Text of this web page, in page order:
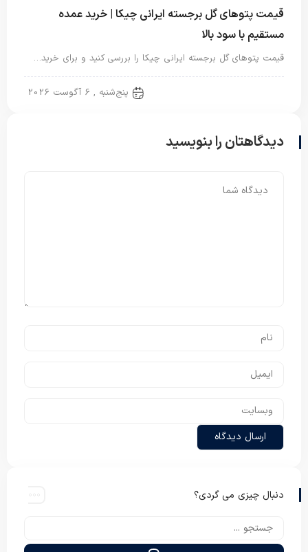
قیمت پتوهای گل برجسته ایرانی چیکا | خرید عمده
مستقیم با سود بالا
قیمت پتوهای گل برجسته ایرانی چیکا را بررسی کنید و برای خرید…
پنج‌شنبه , 6 آگوست 2026
دیدگاهتان را بنویسید
دنبال چیزی می گردی؟